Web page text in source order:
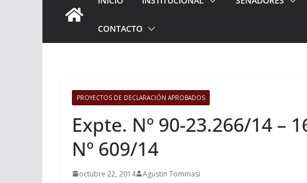
CONTACTO
PROYECTOS DE DECLARACIÓN APROBADOS
Expte. Nº 90-23.266/14 –
Nº 609/14
octubre 22, 2014 Agustin Tommasi